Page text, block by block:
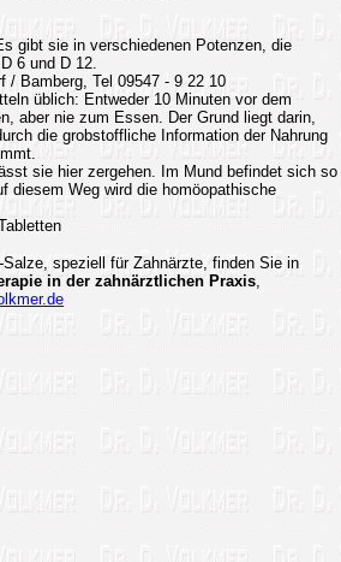
gibt sie in verschiedenen Potenzen, die
6 und D 12.
/ Bamberg, Tel 09547 - 9 22 10
üblich: Entweder 10 Minuten vor dem
aber nie zum Essen. Der Grund liegt darin,
die grobstoffliche Information der Nahrung
sie hier zergehen. Im Mund befindet sich so
diesem Weg wird die homöopathische
speziell für Zahnärzte, finden Sie in
in der zahnärztlichen Praxis,